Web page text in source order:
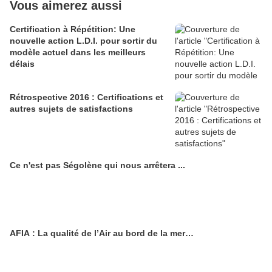
Vous aimerez aussi
Certification à Répétition: Une
nouvelle action L.D.I. pour sortir du
modèle actuel dans les meilleurs
délais
Rétrospective 2016 : Certifications et
autres sujets de satisfactions
Ce n'est pas Ségolène qui nous arrêtera ...
AFIA : La qualité de l’Air au bord de la mer…